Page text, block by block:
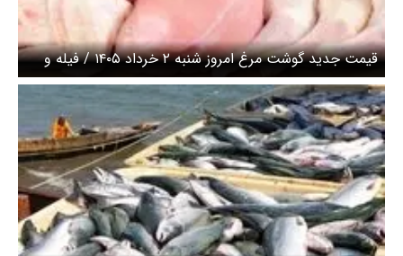
قیمت جدید گوشت مرغ امروز شنبه ۲ خرداد ۱۴۰۵ / فیله و
ران مرغ کیلویی چند شد؟